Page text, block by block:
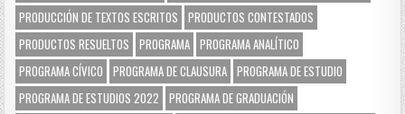
PRODUCCIÓN DE TEXTOS ESCRITOS
PRODUCTOS CONTESTADOS
PRODUCTOS RESUELTOS
PROGRAMA PROGRAMA ANALÍTICO
PROGRAMA CÍVICO
PROGRAMA DE CLAUSURA PROGRAMA DE ESTUDIO
PROGRAMA DE ESTUDIOS 2022
PROGRAMA DE GRADUACIÓN